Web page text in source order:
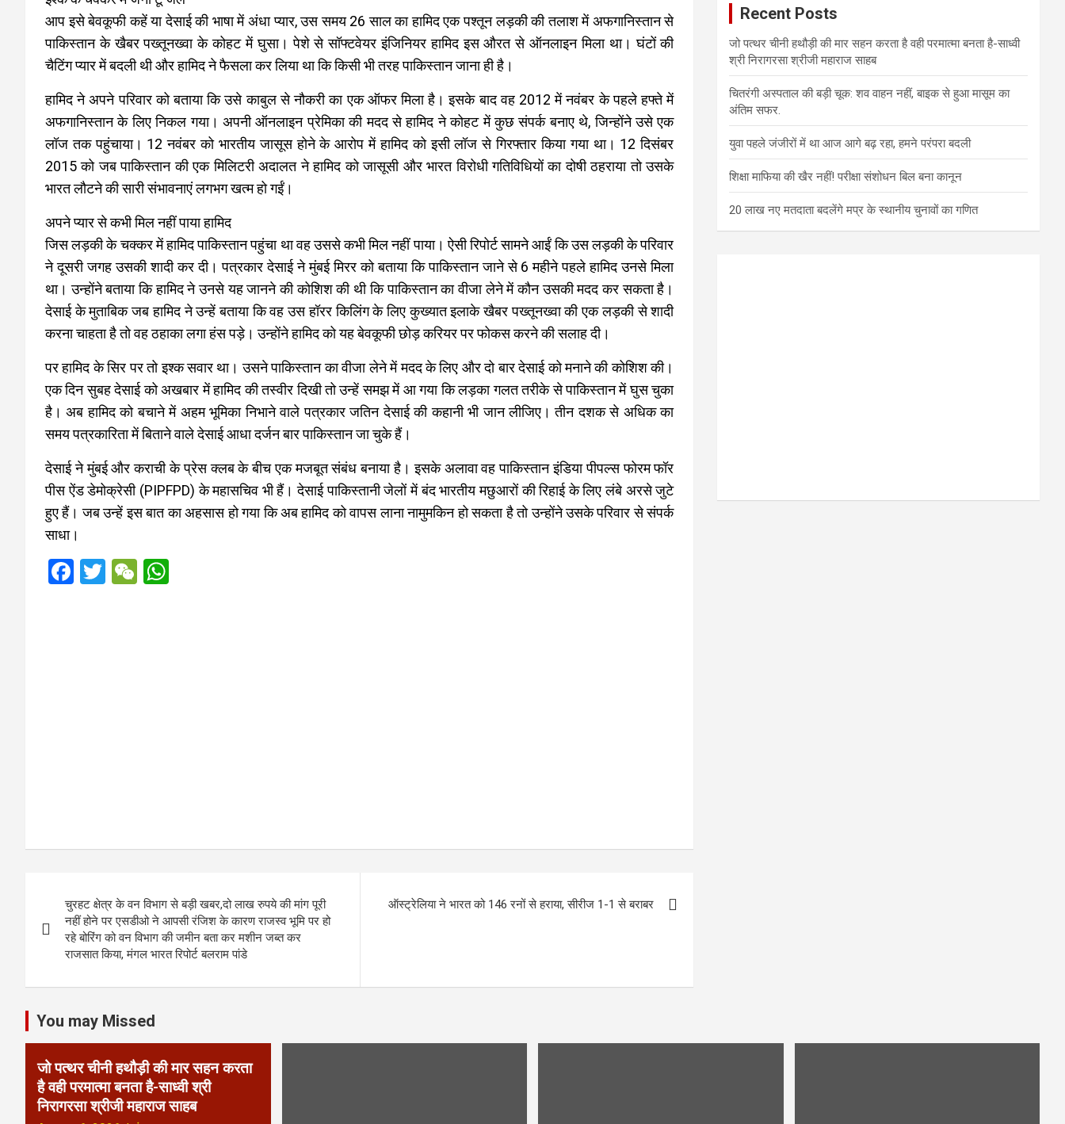
आप इसे बेवकूफी कहें या देसाई की भाषा में अंधा प्यार, उस समय 26 साल का हामिद एक पश्तून लड़की की तलाश में अफगानिस्तान से
पाकिस्तान के खैबर पख्तूनख्वा के कोहट में घुसा। पेशे से सॉफ्टवेयर इंजिनियर हामिद इस औरत से ऑनलाइन मिला था। घंटों की
चैटिंग प्यार में बदली थी और हामिद ने फैसला कर लिया था कि किसी भी तरह पाकिस्तान जाना ही है।
हामिद ने अपने परिवार को बताया कि उसे काबुल से नौकरी का एक ऑफर मिला है। इसके बाद वह 2012 में नवंबर के पहले हफ्ते में
अफगानिस्तान के लिए निकल गया। अपनी ऑनलाइन प्रेमिका की मदद से हामिद ने कोहट में कुछ संपर्क बनाए थे, जिन्होंने उसे एक
लॉज तक पहुंचाया। 12 नवंबर को भारतीय जासूस होने के आरोप में हामिद को इसी लॉज से गिरफ्तार किया गया था। 12 दिसंबर
2015 को जब पाकिस्तान की एक मिलिटरी अदालत ने हामिद को जासूसी और भारत विरोधी गतिविधियों का दोषी ठहराया तो उसके
भारत लौटने की सारी संभावनाएं लगभग खत्म हो गईं।
अपने प्यार से कभी मिल नहीं पाया हामिद
जिस लड़की के चक्कर में हामिद पाकिस्तान पहुंचा था वह उससे कभी मिल नहीं पाया। ऐसी रिपोर्ट सामने आईं कि उस लड़की के परिवार
ने दूसरी जगह उसकी शादी कर दी। पत्रकार देसाई ने मुंबई मिरर को बताया कि पाकिस्तान जाने से 6 महीने पहले हामिद उनसे मिला
था। उन्होंने बताया कि हामिद ने उनसे यह जानने की कोशिश की थी कि पाकिस्तान का वीजा लेने में कौन उसकी मदद कर सकता है।
देसाई के मुताबिक जब हामिद ने उन्हें बताया कि वह उस हॉरर किलिंग के लिए कुख्यात इलाके खैबर पख्तूनख्वा की एक लड़की से शादी
करना चाहता है तो वह ठहाका लगा हंस पड़े। उन्होंने हामिद को यह बेवकूफी छोड़ करियर पर फोकस करने की सलाह दी।
पर हामिद के सिर पर तो इश्क सवार था। उसने पाकिस्तान का वीजा लेने में मदद के लिए और दो बार देसाई को मनाने की कोशिश की।
एक दिन सुबह देसाई को अखबार में हामिद की तस्वीर दिखी तो उन्हें समझ में आ गया कि लड़का गलत तरीके से पाकिस्तान में घुस चुका
है। अब हामिद को बचाने में अहम भूमिका निभाने वाले पत्रकार जतिन देसाई की कहानी भी जान लीजिए। तीन दशक से अधिक का
समय पत्रकारिता में बिताने वाले देसाई आधा दर्जन बार पाकिस्तान जा चुके हैं।
देसाई ने मुंबई और कराची के प्रेस क्लब के बीच एक मजबूत संबंध बनाया है। इसके अलावा वह पाकिस्तान इंडिया पीपल्स फोरम फॉर
पीस ऐंड डेमोक्रेसी (PIPFPD) के महासचिव भी हैं। देसाई पाकिस्तानी जेलों में बंद भारतीय मछुआरों की रिहाई के लिए लंबे अरसे जुटे
हुए हैं। जब उन्हें इस बात का अहसास हो गया कि अब हामिद को वापस लाना नामुमकिन हो सकता है तो उन्होंने उसके परिवार से संपर्क
साधा।
F
T
W
t
n
a
v
चुरहट क्षेत्र के वन विभाग से बड़ी खबर,दो लाख रुपये की मांग पूरी
नहीं होने पर एसडीओ ने आपसी रंजिश के कारण राजस्व भूमि पर हो
रहे बोरिंग को वन विभाग की जमीन बता कर मशीन जब्त कर
राजसात किया, मंगल भारत रिपोर्ट बलराम पांडे
ऑस्ट्रेलिया ने भारत को 146 रनों से हराया, सीरीज 1-1 से बराबर
Recent Posts
जो पत्थर चीनी हथौड़ी की मार सहन करता है वही परमात्मा बनता है-साध्वी
श्री निरागरसा श्रीजी महाराज साहब
चितरंगी अस्पताल की बड़ी चूक: शव वाहन नहीं, बाइक से हुआ मासूम का
अंतिम सफर.
युवा पहले जंजीरों में था आज आगे बढ़ रहा, हमने परंपरा बदली
शिक्षा माफिया की खैर नहीं! परीक्षा संशोधन बिल बना कानून
20 लाख नए मतदाता बदलेंगे मप्र के स्थानीय चुनावों का गणित
You may Missed
जो पत्थर चीनी हथौड़ी की मार सहन करता
है वही परमात्मा बनता है-साध्वी श्री
निरागरसा श्रीजी महाराज साहब